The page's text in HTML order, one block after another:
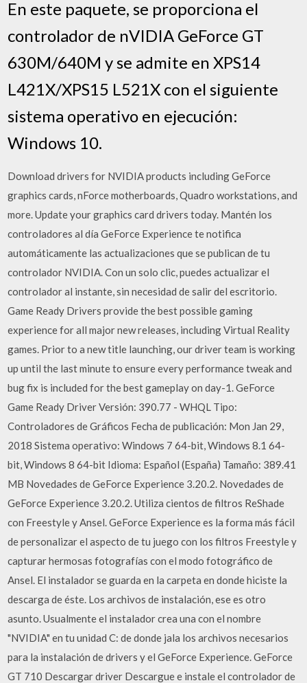
En este paquete, se proporciona el
controlador de nVIDIA GeForce GT
630M/640M y se admite en XPS14
L421X/XPS15 L521X con el siguiente
sistema operativo en ejecución:
Windows 10.
Download drivers for NVIDIA products including GeForce
graphics cards, nForce motherboards, Quadro workstations, and
more. Update your graphics card drivers today. Mantén los
controladores al día GeForce Experience te notifica
automáticamente las actualizaciones que se publican de tu
controlador NVIDIA. Con un solo clic, puedes actualizar el
controlador al instante, sin necesidad de salir del escritorio.
Game Ready Drivers provide the best possible gaming
experience for all major new releases, including Virtual Reality
games. Prior to a new title launching, our driver team is working
up until the last minute to ensure every performance tweak and
bug fix is included for the best gameplay on day-1. GeForce
Game Ready Driver Versión: 390.77 - WHQL Tipo:
Controladores de Gráficos Fecha de publicación: Mon Jan 29,
2018 Sistema operativo: Windows 7 64-bit, Windows 8.1 64-
bit, Windows 8 64-bit Idioma: Español (España) Tamaño: 389.41
MB Novedades de GeForce Experience 3.20.2. Novedades de
GeForce Experience 3.20.2. Utiliza cientos de filtros ReShade
con Freestyle y Ansel. GeForce Experience es la forma más fácil
de personalizar el aspecto de tu juego con los filtros Freestyle y
capturar hermosas fotografías con el modo fotográfico de
Ansel. El instalador se guarda en la carpeta en donde hiciste la
descarga de éste. Los archivos de instalación, ese es otro
asunto. Usualmente el instalador crea una con el nombre
"NVIDIA" en tu unidad C: de donde jala los archivos necesarios
para la instalación de drivers y el GeForce Experience. GeForce
GT 710 Descargar driver Descargue e instale el controlador de